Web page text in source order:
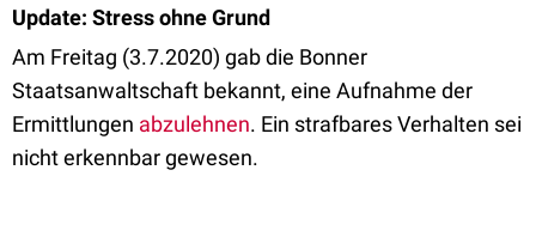
Update: Stress ohne Grund
Am Freitag (3.7.2020) gab die Bonner
Staatsanwaltschaft bekannt, eine Aufnahme der
Ermittlungen abzulehnen. Ein strafbares Verhalten sei
nicht erkennbar gewesen.